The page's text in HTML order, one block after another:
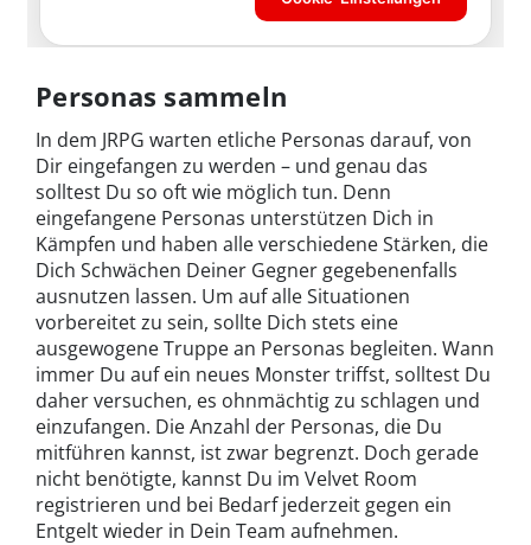
Personas sammeln
In dem JRPG warten etliche Personas darauf, von
Dir eingefangen zu werden – und genau das
solltest Du so oft wie möglich tun. Denn
eingefangene Personas unterstützen Dich in
Kämpfen und haben alle verschiedene Stärken, die
Dich Schwächen Deiner Gegner gegebenenfalls
ausnutzen lassen. Um auf alle Situationen
vorbereitet zu sein, sollte Dich stets eine
ausgewogene Truppe an Personas begleiten. Wann
immer Du auf ein neues Monster triffst, solltest Du
daher versuchen, es ohnmächtig zu schlagen und
einzufangen. Die Anzahl der Personas, die Du
mitführen kannst, ist zwar begrenzt. Doch gerade
nicht benötigte, kannst Du im Velvet Room
registrieren und bei Bedarf jederzeit gegen ein
Entgelt wieder in Dein Team aufnehmen.